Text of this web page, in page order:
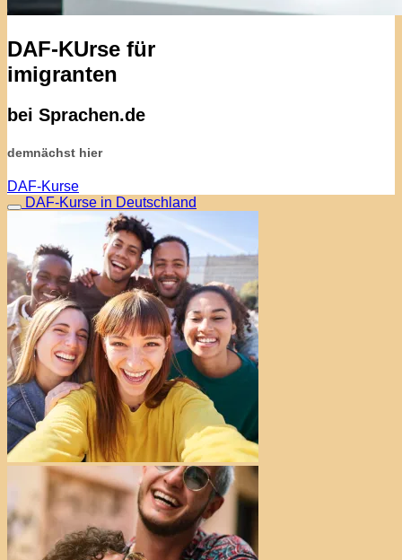
DAF-KUrse für
imigranten
bei Sprachen.de
demnächst hier
DAF-Kurse
DAF-Kurse in Deutschland